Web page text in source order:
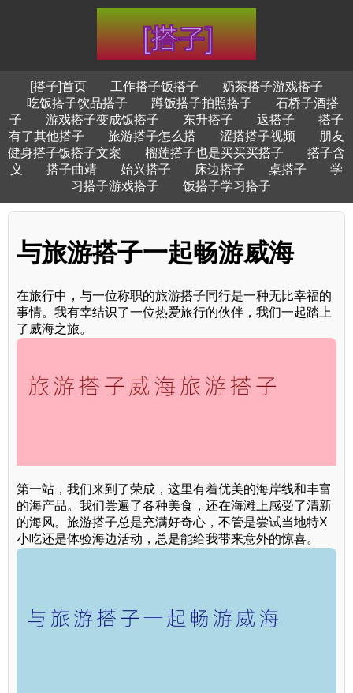
[搭子]首页 工作搭子饭搭子
奶茶搭子游戏搭子
吃饭搭子饮品搭子
蹲饭搭子拍照搭子
石桥子酒搭
子
游戏搭子变成饭搭子 东升搭子 返搭子
搭子
有了其他搭子
旅游搭子怎么搭 涩搭搭子视频
朋友
健身搭子饭搭子文案
榴莲搭子也是买买买搭子
搭子含
义
搭子曲靖 始兴搭子 床边搭子 桌搭子
学
习搭子游戏搭子
饭搭子学习搭子
与旅游搭子一起畅游威海
在旅行中，与一位称职的旅游搭子同行是一种无比幸福的
事情。我有幸结识了一位热爱旅行的伙伴，我们一起踏上
了威海之旅。
第一站，我们来到了荣成，这里有着优美的海岸线和丰富
的海产品。我们尝遍了各种美食，还在海滩上感受了清新
的海风。旅游搭子总是充满好奇心，不管是尝试当地特X
小吃还是体验海边活动，总是能给我带来意外的惊喜。